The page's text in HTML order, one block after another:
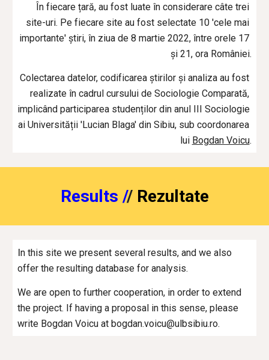
În fiecare țară, au fost luate în considerare câte trei
site-uri. Pe fiecare site au fost selectate 10 'cele mai
importante' știri, în ziua de 8 martie 2022, între orele 17
și 21, ora României.
Colectarea datelor, codificarea știrilor și analiza au fost
realizate în cadrul cursului de Sociologie Comparată,
implicând participarea studenților din anul III Sociologie
ai Universității 'Lucian Blaga' din Sibiu, sub coordonarea
lui Bogdan Voicu.
Results // Rezultate
In this site we present several results, and we also
offer the resulting database for analysis.
We are open to further cooperation, in order to extend
the project. If having a proposal in this sense, please
write Bogdan Voicu at bogdan.voicu@ulbsibiu.ro.